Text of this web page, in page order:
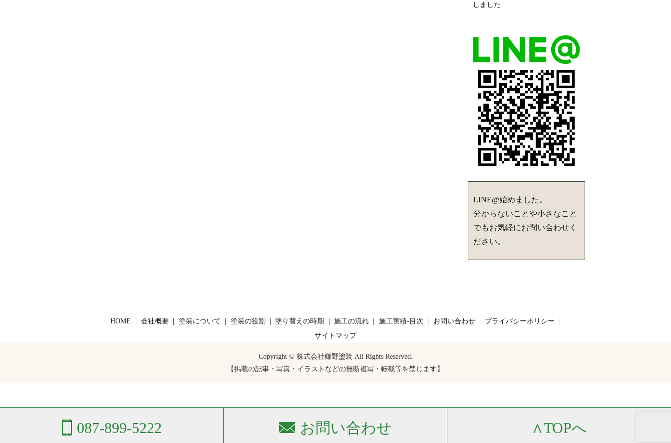
しました
LINE@始めました。
分からないことや小さなこと
でもお気軽にお問い合わせく
ださい。
087-899-5222 お問い合わせ ∧TOPへ
HOME 会社概要 塗装について 塗装の役割 塗り替えの時期 施工の流れ 施工実績-目次 お問い合わせ
プライバシーポリシー
サイトマップ
Copyright © 株式会社鎌野塗装 All Rights Reserved.
【掲載の記事・写真・イラストなどの無断複写・転載等を禁じます】